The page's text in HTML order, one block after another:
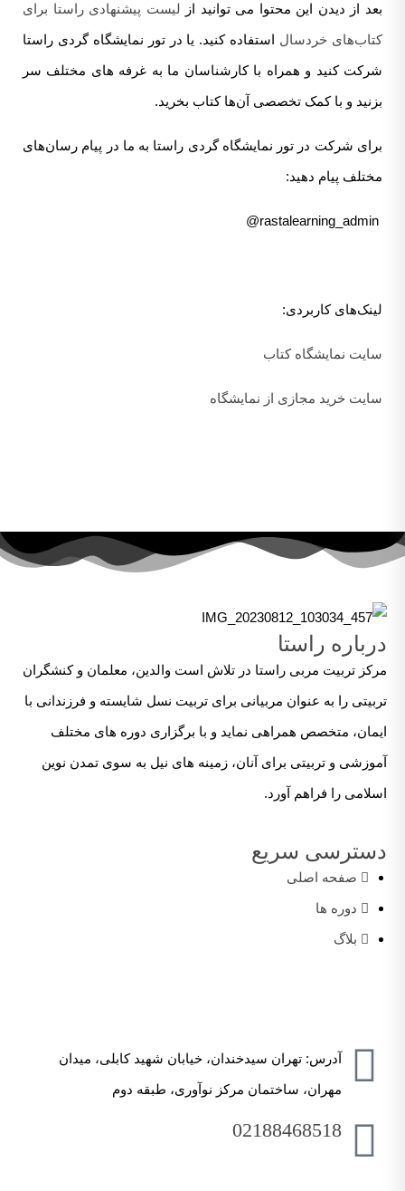
بعد از دیدن این محتوا می توانید از لیست پیشنهادی راستا برای
کتاب‌های خردسال استفاده کنید. یا در تور نمایشگاه گردی راستا
شرکت کنید و همراه با کارشناسان ما به غرفه های مختلف سر
بزنید و با کمک تخصصی آن‌ها کتاب بخرید.
برای شرکت در تور نمایشگاه گردی راستا به ما در پیام رسان‌های
مختلف پیام دهید:
لینک‌های کاربردی:
سایت نمایشگاه کتاب
سایت خرید مجازی از نمایشگاه
درباره راستا
مرکز تربیت مربی راستا در تلاش است والدین، معلمان و کنشگران
تربیتی را به عنوان مربیانی برای تربیت نسل شایسته و فرزندانی با
ایمان، متخصص همراهی نماید و با برگزاری دوره های مختلف
آموزشی و تربیتی برای آنان، زمینه های نیل به سوی تمدن نوین
اسلامی را فراهم آورد.
دسترسی سریع
صفحه اصلی
دوره ها
بلاگ
آدرس: تهران سیدخندان، خیابان شهید کابلی، میدان
مهران، ساختمان مرکز نوآوری، طبقه دوم
02188468518